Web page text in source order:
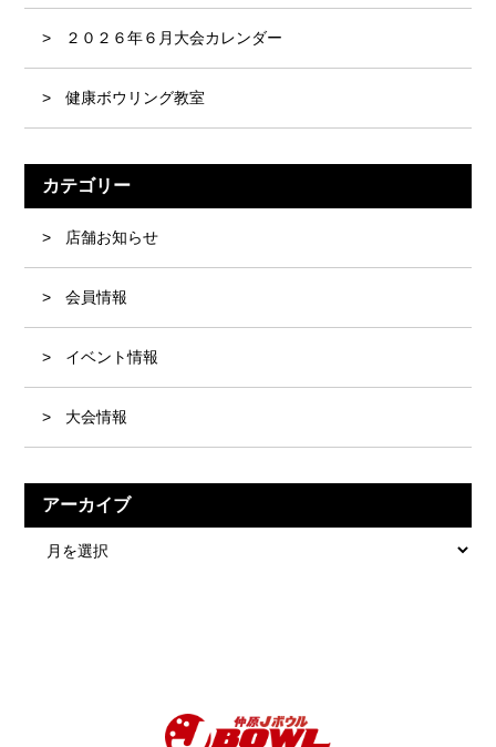
２０２６年６月大会カレンダー
健康ボウリング教室
カテゴリー
店舗お知らせ
会員情報
イベント情報
大会情報
アーカイブ